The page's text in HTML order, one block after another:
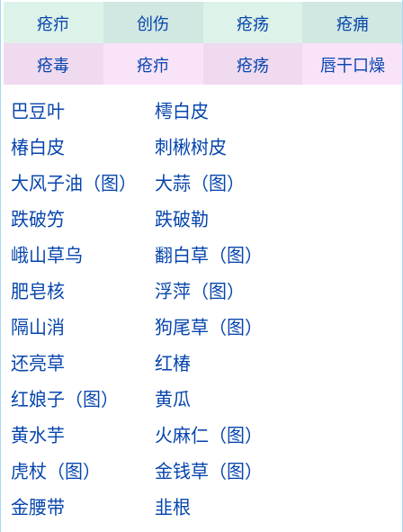
疮疖 创伤 疮疡 疮痈
疮毒 疮疖 疮疡 唇干口燥
巴豆叶
樗白皮
椿白皮
刺楸树皮
大风子油（图）
大蒜（图）
跌破竻
跌破勒
峨山草乌
翻白草（图）
肥皂核
浮萍（图）
隔山消
狗尾草（图）
还亮草
红椿
红娘子（图）
黄瓜
黄水芋
火麻仁（图）
虎杖（图）
金钱草（图）
金腰带
韭根